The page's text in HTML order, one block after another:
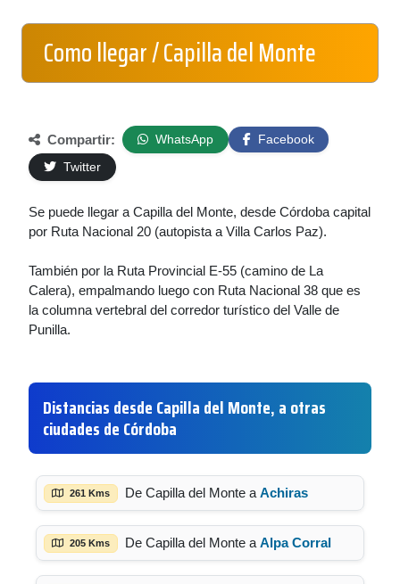
Como llegar / Capilla del Monte
Compartir: WhatsApp
Facebook
Twitter
Se puede llegar a Capilla del Monte, desde Córdoba capital
por Ruta Nacional 20 (autopista a Villa Carlos Paz).
También por la Ruta Provincial E-55 (camino de La
Calera), empalmando luego con Ruta Nacional 38 que es
la columna vertebral del corredor turístico del Valle de
Punilla.
Distancias desde Capilla del Monte, a otras
ciudades de Córdoba
261 Kms De Capilla del Monte a Achiras
205 Kms De Capilla del Monte a Alpa Corral